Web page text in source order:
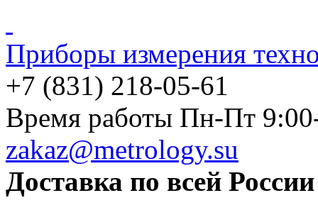
Приборы измерения
+7 (831) 218-05-61
Время работы Пн-Пт
zakaz@metrology.su
Доставка по всей России